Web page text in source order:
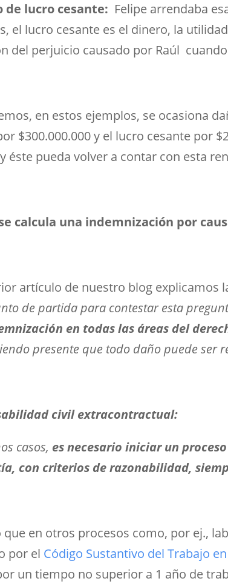
de lucro cesante: Felipe arrendaba
el lucro cesante es el dinero, la
del perjuicio causado por Raúl
en estos ejemplos, se ocasiona
$300.000.000 y el lucro cesante por
éste pueda volver a contar con esta
calcula una indemnización por
artículo de nuestro blog explicamos
de partida para contestar esta
en todas las áreas del
presente que todo daño puede ser
civil extracontractual:
casos, es necesario iniciar un
con criterios de razonabilidad,
que en otros procesos como, por ej.,
por el Código Sustantivo del Trabajo
un tiempo no superior a 1 año de